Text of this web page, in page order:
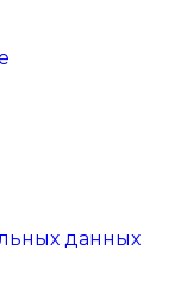
данных